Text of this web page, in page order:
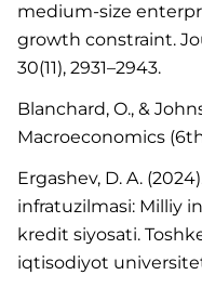
medium-size
growth constraint.
30(11), 2931–2943.
Blanchard, O., &
Macroeconomics
Ergashev, D. A.
infratuzilmasi: Milliy
kredit siyosati.
iqtisodiyot